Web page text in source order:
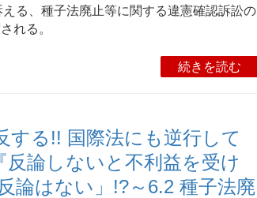
る、種子法廃止等に関する違憲確認訴訟の
れる。
続きを読む
する!! 国際法にも逆行して
論しないと不利益を受け
論はない」!?～6.2 種子法廃